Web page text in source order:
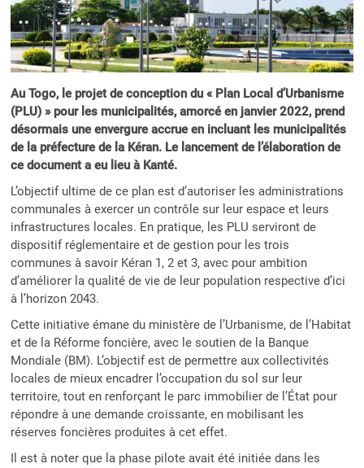
Au Togo, le projet de conception du « Plan Local d’Urbanisme
(PLU) » pour les municipalités, amorcé en janvier 2022, prend
désormais une envergure accrue en incluant les municipalités
de la préfecture de la Kéran. Le lancement de l’élaboration de
ce document a eu lieu à Kanté.
L’objectif ultime de ce plan est d’autoriser les administrations
communales à exercer un contrôle sur leur espace et leurs
infrastructures locales. En pratique, les PLU serviront de
dispositif réglementaire et de gestion pour les trois
communes à savoir Kéran 1, 2 et 3, avec pour ambition
d’améliorer la qualité de vie de leur population respective d’ici
à l’horizon 2043.
Cette initiative émane du ministère de l’Urbanisme, de l’Habitat
et de la Réforme foncière, avec le soutien de la Banque
Mondiale (BM). L’objectif est de permettre aux collectivités
locales de mieux encadrer l’occupation du sol sur leur
territoire, tout en renforçant le parc immobilier de l’État pour
répondre à une demande croissante, en mobilisant les
réserves foncières produites à cet effet.
Il est à noter que la phase pilote avait été initiée dans les